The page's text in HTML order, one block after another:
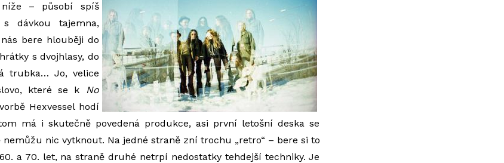
– působí spíš
s dávkou tajemna,
bere hlouběji do
s dvojhlasy, do
trubka… Jo, velice
které se k No
Hexvessel hodí
má i skutečně povedená produkce, asi první letošní deska se
nic vytknout. Na jedné straně zní trochu „retro“ – bere si to
a 70. let, na straně druhé netrpí nedostatky tehdejší techniky. Je